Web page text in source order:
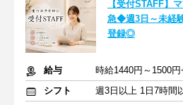
【受付STAFF】
急◆週3日～未経
登録◎
給与
時給1440円～1500
シフト
週3日以上 1日7時間